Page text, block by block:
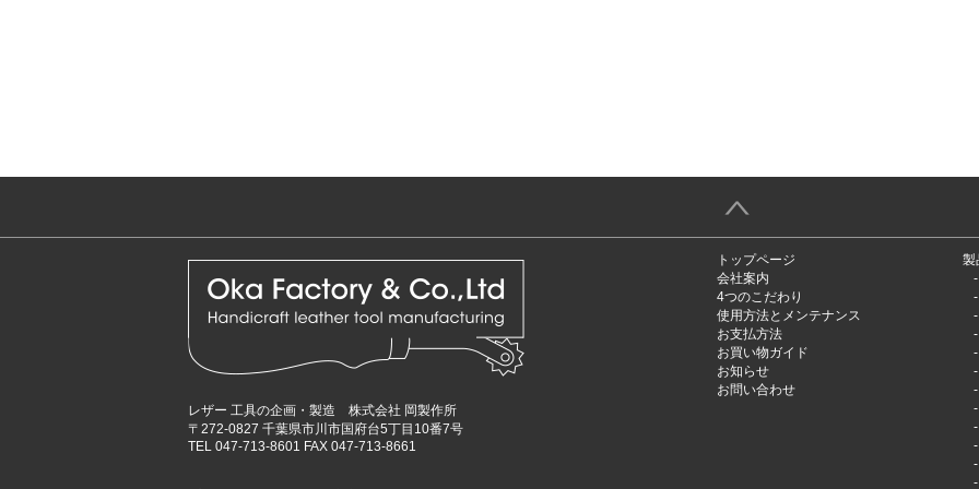
＞
レザー 工具の企画・製造 株式会社 岡製作所
〒272-0827 千葉県市川市国府台5丁目10番7号
TEL 047-713-8601 FAX 047-713-8661
トップページ
会社案内
4つのこだわり
使用方法とメンテナンス
お支払方法
お買い物ガイド
お知らせ
お問い合わせ
製